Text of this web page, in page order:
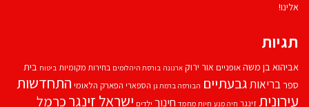
אלינו!
תגיות
אביהוא בן משהאופניים אור ירוק ארנונה בורסת היהלומים בחירות מקומיות ביטוח בית
ספרבריאותגבעתיים הבורסה ברמת גן הספארי הפארק הלאומי התחדשות
עירוניתזינגר חיה מנע חיות מחמד חינוך ילדים ישראל זינגרכרמל